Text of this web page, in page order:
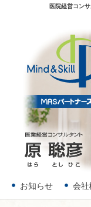
医院経営コン
お知らせ 会社